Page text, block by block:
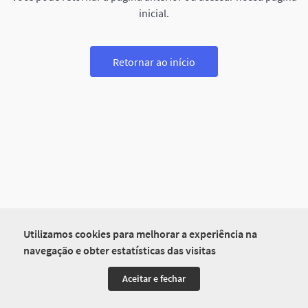
Utilizamos cookies para melhorar a experiência na
navegação e obter estatísticas das visitas
Aceitar e fechar
inicial.
Retornar ao início